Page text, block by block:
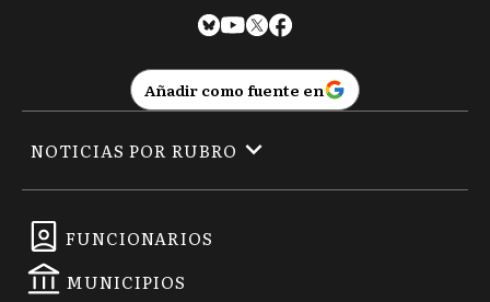
Añadir como fuente en
FUNCIONARIOS
MUNICIPIOS
NOTICIAS POR RUBRO